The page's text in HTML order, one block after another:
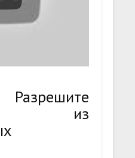
из